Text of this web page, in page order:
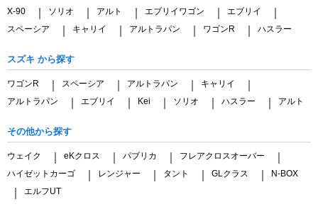
X-90 ソリオ アルト エブリイワゴン エブリイ
スペーシア キャリイ アルトラパン ワゴンR ハスラー
スズキ から探す
ワゴンR スペーシア アルトラパン キャリイ
アルトラパン エブリイ Kei ソリオ ハスラー アルト
その他から探す
ウェイク eKクロス パブリカ フレアクロスオーバー
ハイゼットカーゴ レンジャー タント GLクラス N-BOX
エルフUT